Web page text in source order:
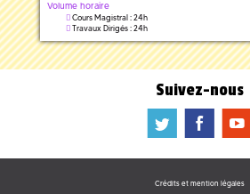
Volume horaire
Cours Magistral : 24h
Travaux Dirigés : 24h
Suivez-nous
a b f
Crédits et mention légales